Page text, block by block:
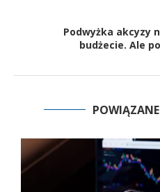
Podwyżka akcyzy
budżecie. Ale